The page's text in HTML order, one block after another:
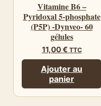
Vitamine B6 –
Pyridoxal 5-phosphate
(P5P) -Dynveo- 60
gélules
11,00€ TTC
Ajouter au
panier